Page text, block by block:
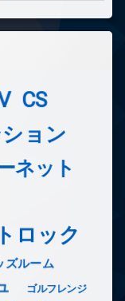
CS
ョン
ネット
ロック
ズルーム
ゴルフレンジ